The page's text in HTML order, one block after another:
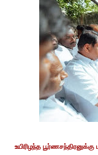
உயிரிழந்த